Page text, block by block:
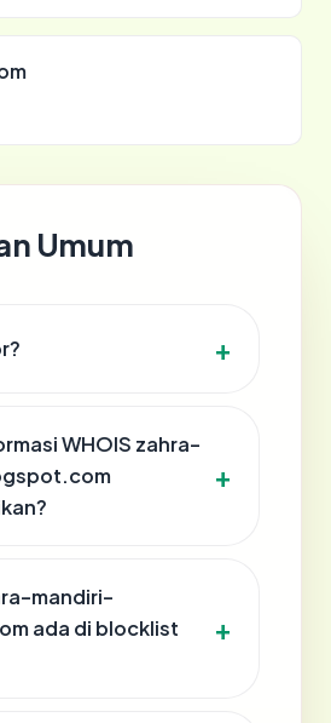
Umum
WHOIS zahra-
mandiri-
ada di blocklist